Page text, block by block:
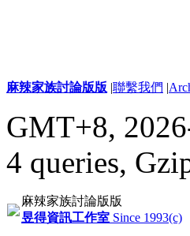
麻辣家族討論版版 |聯繫我們 |
GMT+8,
4 queries,
麻辣家族討論版版
昱得資訊工作室 Since 1993(c)